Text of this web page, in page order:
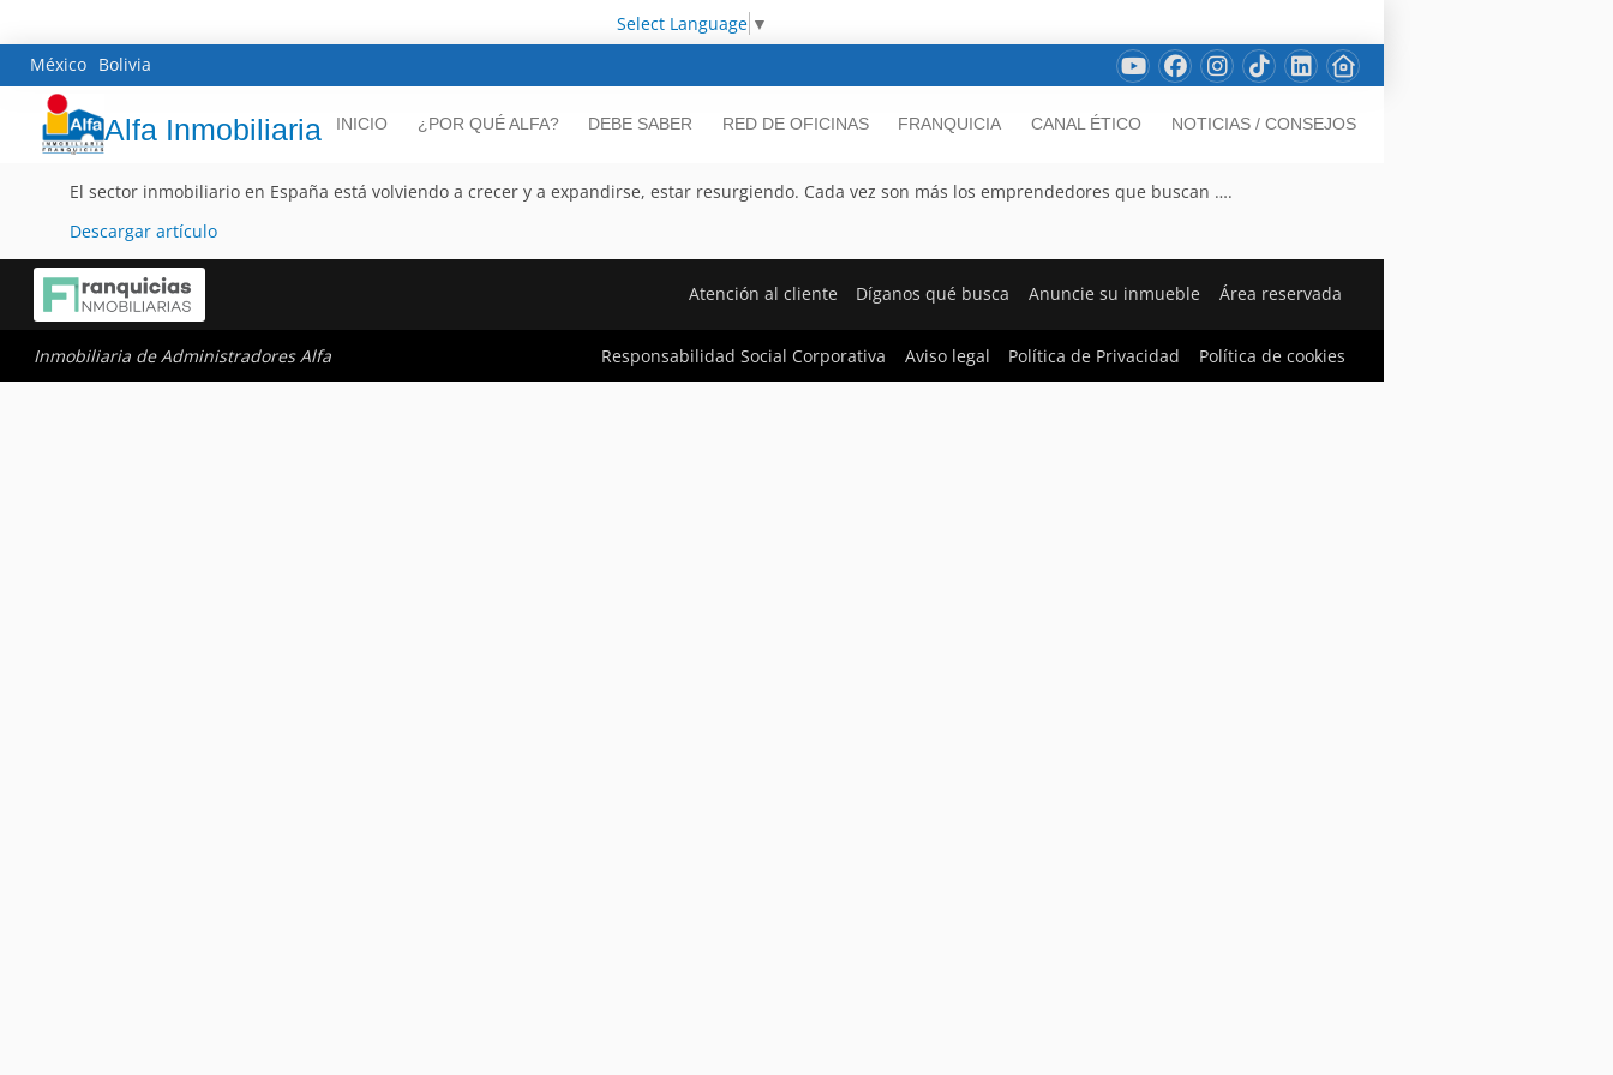
Select Language ▼
México Bolivia
Alfa Inmobiliaria INICIO ¿POR QUÉ ALFA? DEBE SABER RED DE OFICINAS FRANQUICIA CANAL ÉTICO NOTICIAS / CONSEJOS
El sector inmobiliario en España está volviendo a crecer y a expandirse, estar resurgiendo. Cada vez son más los emprendedores que buscan ….
Descargar artículo
Atención al cliente Díganos qué busca Anuncie su inmueble Área reservada
Inmobiliaria de Administradores Alfa Responsabilidad Social Corporativa Aviso legal Política de Privacidad Política de cookies